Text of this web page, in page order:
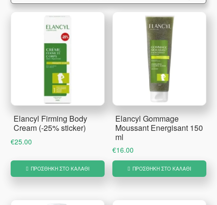
Elancyl Firming Body
Cream (-25% sticker)
€25.00
ΠΡΟΣΘΉΚΗ ΣΤΟ ΚΑΛΆΘΙ
Elancyl Gommage
Moussant Energisant 150
ml
€16.00
ΠΡΟΣΘΉΚΗ ΣΤΟ ΚΑΛΆΘΙ